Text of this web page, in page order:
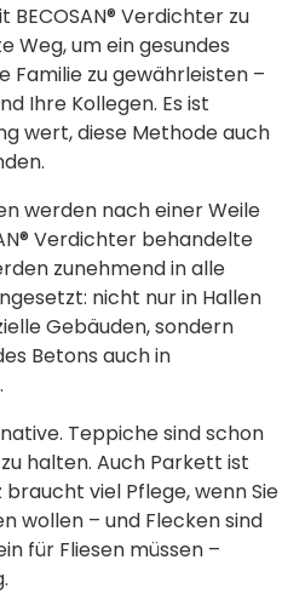
Verdichter zu
Weg, um ein gesundes
Familie zu gewährleisten –
Ihre Kollegen. Es ist
wert, diese Methode auch
werden nach einer Weile
Verdichter behandelte
zunehmend in alle
nicht nur in Hallen
Gebäuden, sondern
Betons auch in
Teppiche sind schon
halten. Auch Parkett ist
viel Pflege, wenn Sie
wollen – und Flecken sind
für Fliesen müssen –